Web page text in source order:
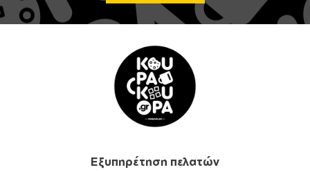
Εξυπηρέτηση πελατών